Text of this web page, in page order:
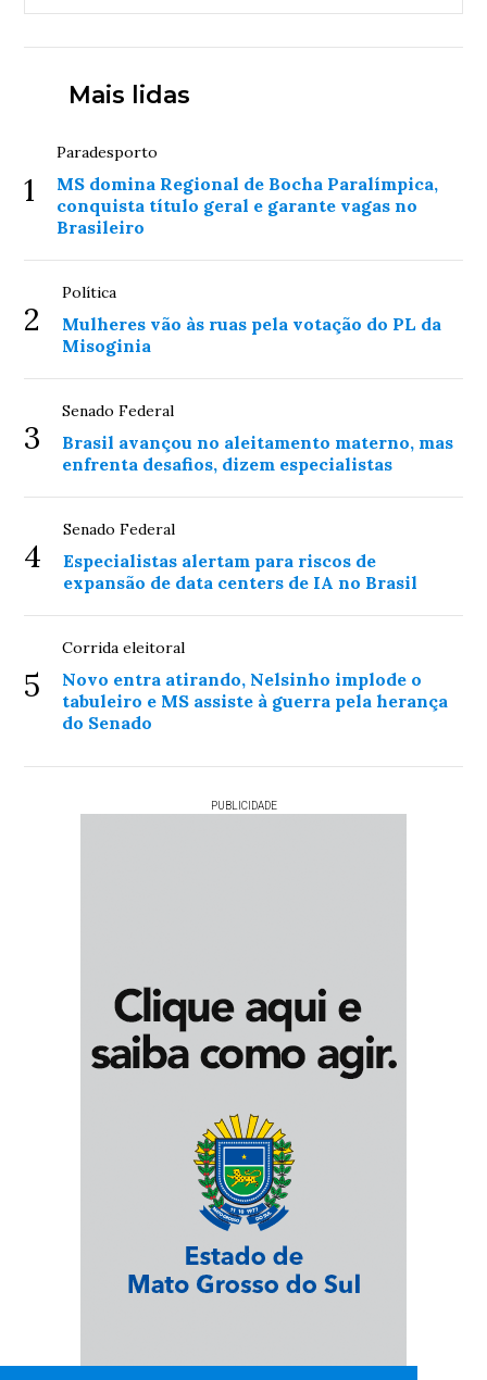
Mais lidas
1
Paradesporto
MS domina Regional de Bocha Paralímpica,
conquista título geral e garante vagas no
Brasileiro
2
Política
Mulheres vão às ruas pela votação do PL da
Misoginia
3
Senado Federal
Brasil avançou no aleitamento materno, mas
enfrenta desafios, dizem especialistas
4
Senado Federal
Especialistas alertam para riscos de
expansão de data centers de IA no Brasil
5
Corrida eleitoral
Novo entra atirando, Nelsinho implode o
tabuleiro e MS assiste à guerra pela herança
do Senado
PUBLICIDADE